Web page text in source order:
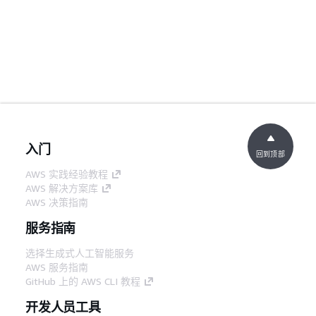
入门
AWS 实践经验教程
AWS 解决方案库
AWS 决策指南
服务指南
选择生成式人工智能服务
AWS 服务指南
GitHub 上的 AWS CLI 教程
开发人员工具
回到顶部